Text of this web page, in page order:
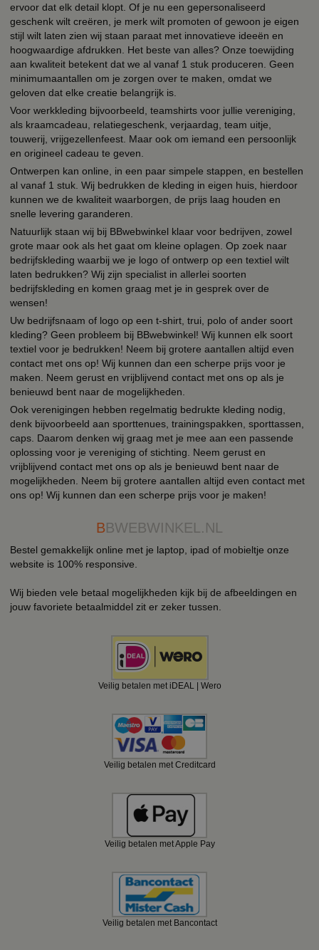
ervoor dat elk detail klopt. Of je nu een gepersonaliseerd
geschenk wilt creëren, je merk wilt promoten of gewoon je eigen
stijl wilt laten zien wij staan paraat met innovatieve ideeën en
hoogwaardige afdrukken. Het beste van alles? Onze toewijding
aan kwaliteit betekent dat we al vanaf 1 stuk produceren. Geen
minimumaantallen om je zorgen over te maken, omdat we
geloven dat elke creatie belangrijk is.
Voor werkkleding bijvoorbeeld, teamshirts voor jullie vereniging,
als kraamcadeau, relatiegeschenk, verjaardag, team uitje,
touwerij, vrijgezellenfeest. Maar ook om iemand een persoonlijk
en origineel cadeau te geven.
Ontwerpen kan online, in een paar simpele stappen, en bestellen
al vanaf 1 stuk. Wij bedrukken de kleding in eigen huis, hierdoor
kunnen we de kwaliteit waarborgen, de prijs laag houden en
snelle levering garanderen.
Natuurlijk staan wij bij BBwebwinkel klaar voor bedrijven, zowel
grote maar ook als het gaat om kleine oplagen. Op zoek naar
bedrijfskleding waarbij we je logo of ontwerp op een textiel wilt
laten bedrukken? Wij zijn specialist in allerlei soorten
bedrijfskleding en komen graag met je in gesprek over de
wensen!
Uw bedrijfsnaam of logo op een t-shirt, trui, polo of ander soort
kleding? Geen probleem bij BBwebwinkel! Wij kunnen elk soort
textiel voor je bedrukken! Neem bij grotere aantallen altijd even
contact met ons op! Wij kunnen dan een scherpe prijs voor je
maken. Neem gerust en vrijblijvend contact met ons op als je
benieuwd bent naar de mogelijkheden.
Ook verenigingen hebben regelmatig bedrukte kleding nodig,
denk bijvoorbeeld aan sporttenues, trainingspakken, sporttassen,
caps. Daarom denken wij graag met je mee aan een passende
oplossing voor je vereniging of stichting. Neem gerust en
vrijblijvend contact met ons op als je benieuwd bent naar de
mogelijkheden. Neem bij grotere aantallen altijd even contact met
ons op! Wij kunnen dan een scherpe prijs voor je maken!
BBWEBWINKEL.NL
Bestel gemakkelijk online met je laptop, ipad of mobieltje onze
website is 100% responsive.
Wij bieden vele betaal mogelijkheden kijk bij de afbeeldingen en
jouw favoriete betaalmiddel zit er zeker tussen.
Veilig betalen met iDEAL | Wero
Veilig betalen met Creditcard
Veilig betalen met Apple Pay
Veilig betalen met Bancontact